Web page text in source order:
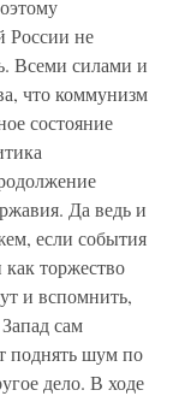
России не
Всеми силами и
что коммунизм
состояние
Да ведь и
если события
торжество
и вспомнить,
сам
поднять шум по
дело. В ходе